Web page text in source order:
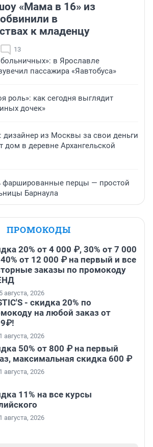
«Мама в 16» из
в
к младенцу
13
в Ярославле
пассажира «Яавтобуса»
роль»: как сегодня выглядит
дочек»
дизайнер из Москвы за свои деньги
дом в деревне Архангельской
фаршированные перцы — простой
Барнаула
ПРОМОКОДЫ
20% от 4 000 ₽, 30% от 7 000
от 12 000 ₽ на первый и все
заказы по промокоду
августа, 2026
- скидка 20% по
на любой заказ от
августа, 2026
50% от 800 ₽ на первый
максимальная скидка 600 ₽
августа, 2026
11% на все курсы
августа, 2026